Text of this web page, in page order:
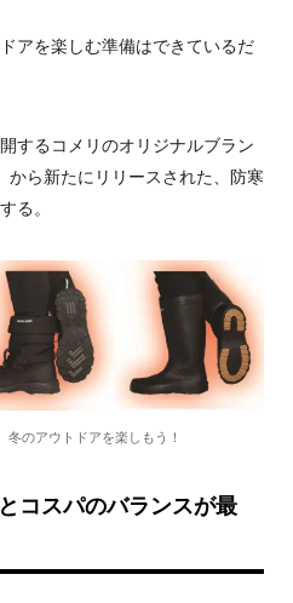
アを楽しむ準備はできているだ
するコメリのオリジナルブラン
から新たにリリースされた、防寒
る。
冬のアウトドアを楽しもう！
コスパのバランスが最